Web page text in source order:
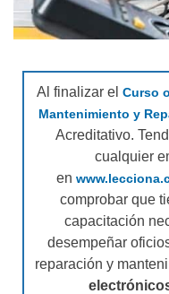
Al finalizar el Curso
Mantenimiento y
Acreditativo.
cualquier
en
comprobar que
capacitación
desempeñar
reparación y